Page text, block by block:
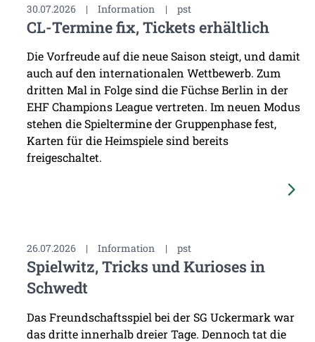
30.07.2026 | Information | pst
CL-Termine fix, Tickets erhältlich
Die Vorfreude auf die neue Saison steigt, und damit
auch auf den internationalen Wettbewerb. Zum
dritten Mal in Folge sind die Füchse Berlin in der
EHF Champions League vertreten. Im neuen Modus
stehen die Spieltermine der Gruppenphase fest,
Karten für die Heimspiele sind bereits
freigeschaltet.
26.07.2026 | Information | pst
Spielwitz, Tricks und Kurioses in
Schwedt
Das Freundschaftsspiel bei der SG Uckermark war
das dritte innerhalb dreier Tage. Dennoch tat die